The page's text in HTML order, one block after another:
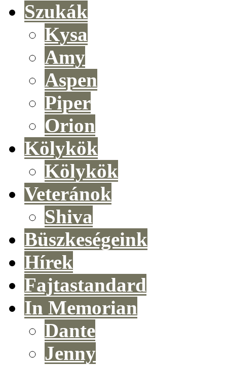
Szukák
Kysa
Amy
Aspen
Piper
Orion
Kölykök
Kölykök
Veteránok
Shiva
Büszkeségeink
Hírek
Fajtastandard
In Memorian
Dante
Jenny